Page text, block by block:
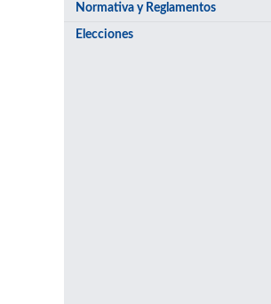
Normativa y Reglamentos
Elecciones